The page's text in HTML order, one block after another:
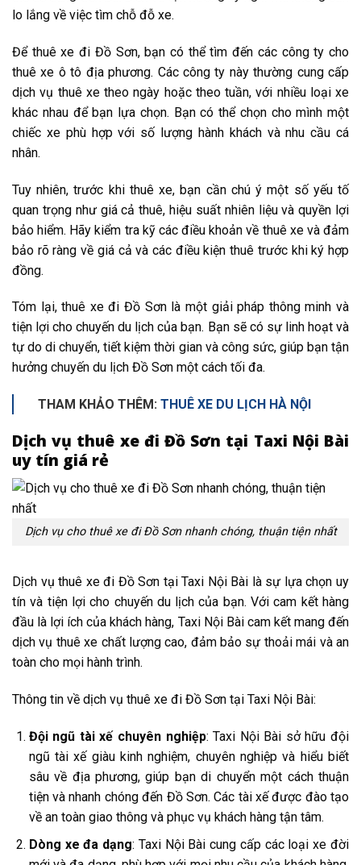
lo lắng về việc tìm chỗ đỗ xe.
Để thuê xe đi Đồ Sơn, bạn có thể tìm đến các công ty cho
thuê xe ô tô địa phương. Các công ty này thường cung cấp
dịch vụ thuê xe theo ngày hoặc theo tuần, với nhiều loại xe
khác nhau để bạn lựa chọn. Bạn có thể chọn cho mình một
chiếc xe phù hợp với số lượng hành khách và nhu cầu cá
nhân.
Tuy nhiên, trước khi thuê xe, bạn cần chú ý một số yếu tố
quan trọng như giá cả thuê, hiệu suất nhiên liệu và quyền lợi
bảo hiểm. Hãy kiểm tra kỹ các điều khoản về thuê xe và đảm
bảo rõ ràng về giá cả và các điều kiện thuê trước khi ký hợp
đồng.
Tóm lại, thuê xe đi Đồ Sơn là một giải pháp thông minh và
tiện lợi cho chuyến du lịch của bạn. Bạn sẽ có sự linh hoạt và
tự do di chuyển, tiết kiệm thời gian và công sức, giúp bạn tận
hưởng chuyến du lịch Đồ Sơn một cách tối đa.
THAM KHẢO THÊM: THUÊ XE DU LỊCH HÀ NỘI
Dịch vụ thuê xe đi Đồ Sơn tại Taxi Nội Bài
uy tín giá rẻ
Dịch vụ cho thuê xe đi Đồ Sơn nhanh chóng, thuận tiện nhất
Dịch vụ thuê xe đi Đồ Sơn tại Taxi Nội Bài là sự lựa chọn uy
tín và tiện lợi cho chuyến du lịch của bạn. Với cam kết hàng
đầu là lợi ích của khách hàng, Taxi Nội Bài cam kết mang đến
dịch vụ thuê xe chất lượng cao, đảm bảo sự thoải mái và an
toàn cho mọi hành trình.
Thông tin về dịch vụ thuê xe đi Đồ Sơn tại Taxi Nội Bài:
Đội ngũ tài xế chuyên nghiệp: Taxi Nội Bài sở hữu đội
ngũ tài xế giàu kinh nghiệm, chuyên nghiệp và hiểu biết
sâu về địa phương, giúp bạn di chuyển một cách thuận
tiện và nhanh chóng đến Đồ Sơn. Các tài xế được đào tạo
về an toàn giao thông và phục vụ khách hàng tận tâm.
Dòng xe đa dạng: Taxi Nội Bài cung cấp các loại xe đời